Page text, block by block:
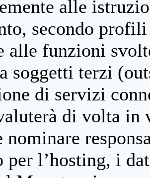
alle
secondo
alle funzioni
soggetti terzi
di servizi
di volta in
nominare
per l’hosting, i